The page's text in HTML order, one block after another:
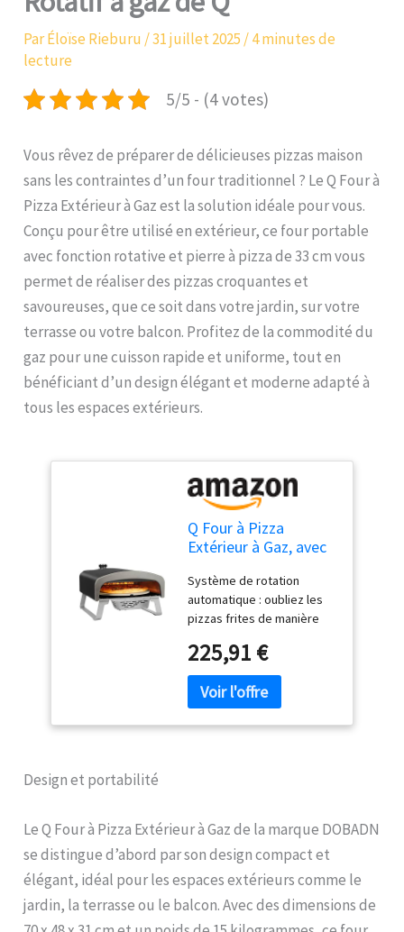
ParÉloïse Rieburu /31 juillet 2025 /4 minutes de
lecture
5/5 - (4 votes)
Vous rêvez de préparer de délicieuses pizzas maison
sans les contraintes d’un four traditionnel ? Le Q Four à
Pizza Extérieur à Gaz est la solution idéale pour vous.
Conçu pour être utilisé en extérieur, ce four portable
avec fonction rotative et pierre à pizza de 33 cm vous
permet de réaliser des pizzas croquantes et
savoureuses, que ce soit dans votre jardin, sur votre
terrasse ou votre balcon. Profitez de la commodité du
gaz pour une cuisson rapide et uniforme, tout en
bénéficiant d’un design élégant et moderne adapté à
tous les espaces extérieurs.
Q Four à Pizza
Extérieur à Gaz, avec
mbar, Pierre à Pizza
de 33 cm, Portable,
pour Jardin, Terrasse
et Balcon, Noir
Système de rotation
automatique : oubliez les
pizzas frites de manière
rotations manuelles. Le
support inférieur innovant
tourne automatiquement la
pierre à pizza de 33 cm, ce
qui élimine le risque de
pizza à gaz de 50 mbar,
peut atteindre jusqu'à 500
°C en 10 à 15 minutes et ne
nécessite que 60
secondes pour cuire une
pizza avec une croûte
225,91 €
Design et portabilité
Le Q Four à Pizza Extérieur à Gaz de la marque DOBADN
se distingue d’abord par son design compact et
élégant, idéal pour les espaces extérieurs comme le
jardin, la terrasse ou le balcon. Avec des dimensions de